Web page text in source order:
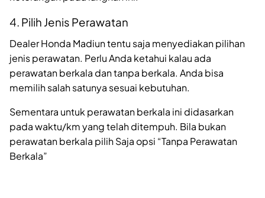
4. Pilih Jenis Perawatan
Dealer Honda Madiun tentu saja menyediakan pilihan
jenis perawatan. Perlu Anda ketahui kalau ada
perawatan berkala dan tanpa berkala. Anda bisa
memilih salah satunya sesuai kebutuhan.
Sementara untuk perawatan berkala ini didasarkan
pada waktu/km yang telah ditempuh. Bila bukan
perawatan berkala pilih Saja opsi “Tanpa Perawatan
Berkala”